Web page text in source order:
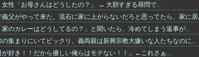
アスをつけて行こうとするので「そんな安...
女の子と母親が煙に巻かれながら助けてと叫ん...
基地沢直
ころは、暑いですか？）
婚外ちゃ
婚外ちゃ
いかけた。息子と娘を残し、買い物に行ってい...
基地沢直
って、太さ8cm長さ30cm以上のクソマズ...
基地沢直
性「お母さんはどうしたの？」 → 大胆すぎる尋問で...
父がやって来た。流石に家に上がらないだろと思ってたら、家に
のカレーはどうしてるの？」と聞いたら、冷めてしまう返事が...
集まりにいてビックリ。義両親は新興宗教大嫌いな人たちなのに...
が好き！！だから優しい俺らはモテない！！」←これさぁ...